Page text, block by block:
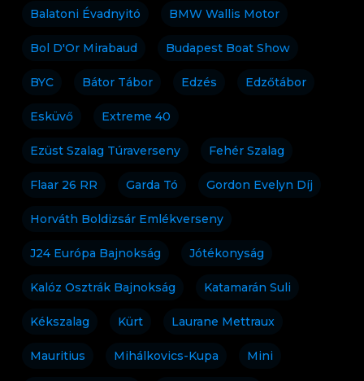
Balatoni Évadnyitó BMW Wallis Motor
Bol D'Or Mirabaud Budapest Boat Show
BYC Bátor Tábor Edzés Edzőtábor
Esküvő Extreme 40
Ezüst Szalag Túraverseny Fehér Szalag
Flaar 26 RR Garda Tó Gordon Evelyn Díj
Horváth Boldizsár Emlékverseny
J24 Európa Bajnokság Jótékonyság
Kalóz Osztrák Bajnokság Katamarán Suli
Kékszalag Kürt Laurane Mettraux
Mauritius Mihálkovics-Kupa Mini